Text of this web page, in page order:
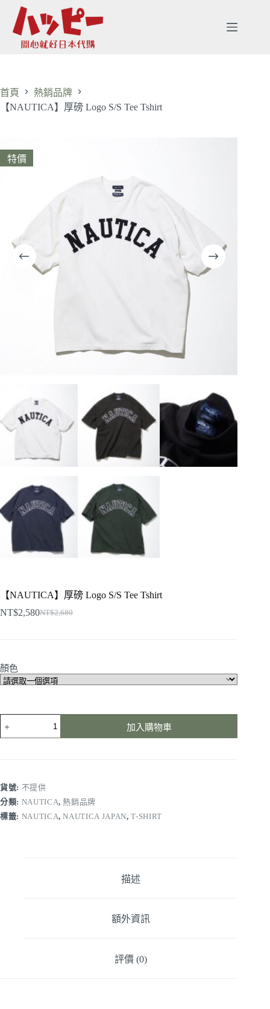
首頁
熱銷品牌
【NAUTICA】厚磅 Logo S/S Tee Tshirt
特價
【NAUTICA】厚磅 Logo S/S Tee Tshirt
NT$2,680
NT$2,580
顏色
加入購物車
貨號: 不提供
分類: NAUTICA, 熱銷品牌
標籤: NAUTICA,NAUTICA JAPAN,T-SHIRT
描述
額外資訊
評價 (0)